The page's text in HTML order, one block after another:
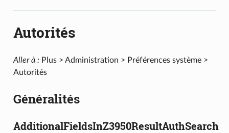
Autorités
Aller à :Plus > Administration > Préférences système >
Autorités
Généralités
AdditionalFieldsInZ3950ResultAuthSearch